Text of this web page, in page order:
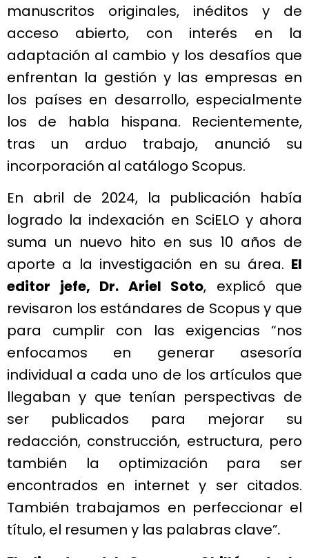
manuscritos originales, inéditos y de
acceso abierto, con interés en la
adaptación al cambio y los desafíos que
enfrentan la gestión y las empresas en
los países en desarrollo, especialmente
los de habla hispana. Recientemente,
tras un arduo trabajo, anunció su
incorporación al catálogo Scopus.
En abril de 2024, la publicación había
logrado la indexación en SciELO y ahora
suma un nuevo hito en sus 10 años de
aporte a la investigación en su área. El
editor jefe, Dr. Ariel Soto, explicó que
revisaron los estándares de Scopus y que
para cumplir con las exigencias “nos
enfocamos en generar asesoría
individual a cada uno de los artículos que
llegaban y que tenían perspectivas de
ser publicados para mejorar su
redacción, construcción, estructura, pero
también la optimización para ser
encontrados en internet y ser citados.
También trabajamos en perfeccionar el
título, el resumen y las palabras clave”.